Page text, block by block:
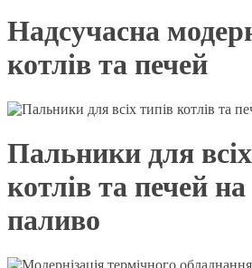
Надсучасна
котлів та печей
Пальники для
котлів та печей
паливо